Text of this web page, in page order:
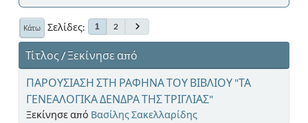
Κάτω Σελίδες 1 2
Τίτλος/Ξεκίνησε από
ΠΑΡΟΥΣΙΑΣΗ ΣΤΗ ΡΑΦΗΝΑ ΤΟΥ ΒΙΒΛΙΟΥ "ΤΑ
ΓΕΝΕΑΛΟΓΙΚΑ ΔΕΝΔΡΑ ΤΗΣ ΤΡΙΓΛΙΑΣ"
Ξεκίνησε από Βασίλης Σακελλαρίδης